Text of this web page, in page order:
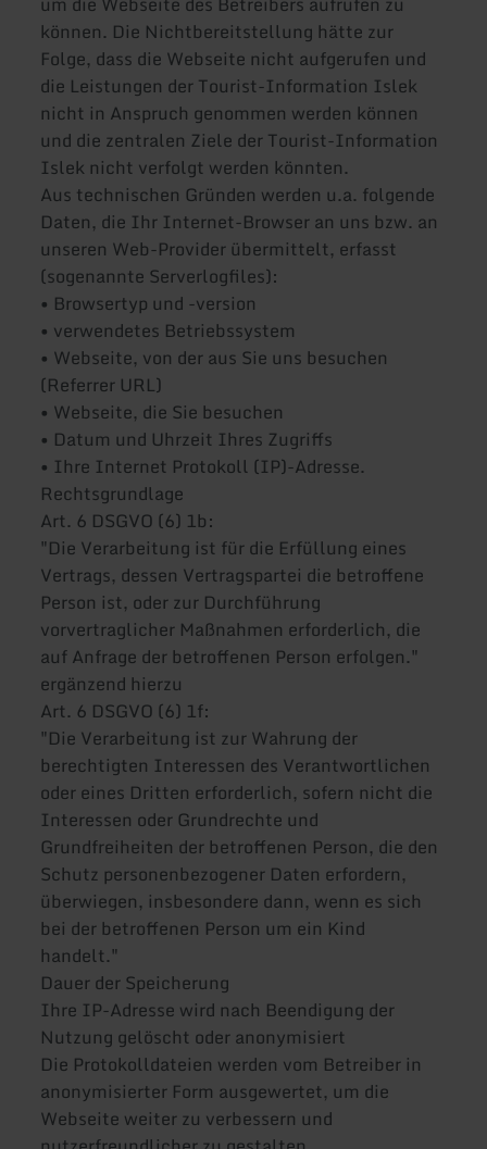
können. Die Nichtbereitstellung hätte zur
Folge, dass die Webseite nicht aufgerufen und
die Leistungen der Tourist-Information Islek
nicht in Anspruch genommen werden können
und die zentralen Ziele der Tourist-Information
Islek nicht verfolgt werden könnten.
Aus technischen Gründen werden u.a. folgende
Daten, die Ihr Internet-Browser an uns bzw. an
unseren Web-Provider übermittelt, erfasst
(sogenannte Serverlogfiles):
• Browsertyp und -version
• verwendetes Betriebssystem
• Webseite, von der aus Sie uns besuchen
(Referrer URL)
• Webseite, die Sie besuchen
• Datum und Uhrzeit Ihres Zugriffs
• Ihre Internet Protokoll (IP)-Adresse.
Rechtsgrundlage
Art. 6 DSGVO (6) 1b:
"Die Verarbeitung ist für die Erfüllung eines
Vertrags, dessen Vertragspartei die betroffene
Person ist, oder zur Durchführung
vorvertraglicher Maßnahmen erforderlich, die
auf Anfrage der betroffenen Person erfolgen."
ergänzend hierzu
Art. 6 DSGVO (6) 1f:
"Die Verarbeitung ist zur Wahrung der
berechtigten Interessen des Verantwortlichen
oder eines Dritten erforderlich, sofern nicht die
Interessen oder Grundrechte und
Grundfreiheiten der betroffenen Person, die den
Schutz personenbezogener Daten erfordern,
überwiegen, insbesondere dann, wenn es sich
bei der betroffenen Person um ein Kind
handelt."
Dauer der Speicherung
Ihre IP-Adresse wird nach Beendigung der
Nutzung gelöscht oder anonymisiert
Die Protokolldateien werden vom Betreiber in
anonymisierter Form ausgewertet, um die
Webseite weiter zu verbessern und